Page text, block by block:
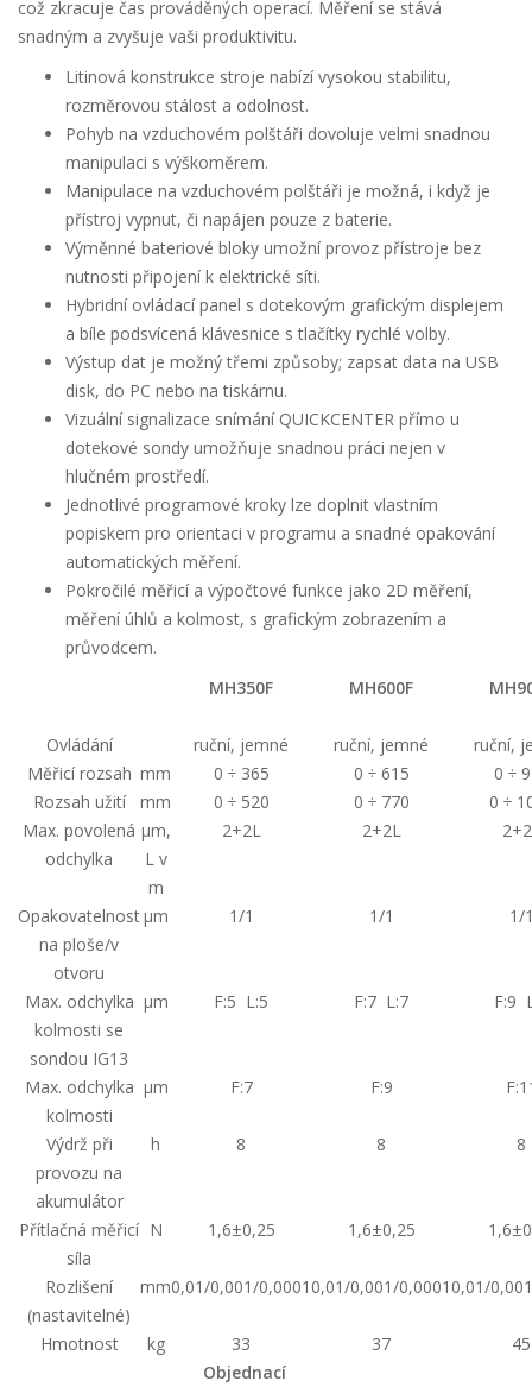
což zkracuje čas prováděných operací. Měření se stává
snadným a zvyšuje vaši produktivitu.
Litinová konstrukce stroje nabízí vysokou stabilitu,
rozměrovou stálost a odolnost.
Pohyb na vzduchovém polštáři dovoluje velmi snadnou
manipulaci s výškoměrem.
Manipulace na vzduchovém polštáři je možná, i když je
přístroj vypnut, či napájen pouze z baterie.
Výměnné bateriové bloky umožní provoz přístroje bez
nutnosti připojení k elektrické síti.
Hybridní ovládací panel s dotekovým grafickým displejem
a bíle podsvícená klávesnice s tlačítky rychlé volby.
Výstup dat je možný třemi způsoby; zapsat data na USB
disk, do PC nebo na tiskárnu.
Vizuální signalizace snímání QUICKCENTER přímo u
dotekové sondy umožňuje snadnou práci nejen v
hlučném prostředí.
Jednotlivé programové kroky lze doplnit vlastním
popiskem pro orientaci v programu a snadné opakování
automatických měření.
Pokročilé měřicí a výpočtové funkce jako 2D měření,
měření úhlů a kolmost, s grafickým zobrazením a
průvodcem.
MH350F
MH600F
Ovládání ruční, jemné ruční, jemné
ruční,
Měřicí rozsah mm 0 ÷ 365 0 ÷ 615
0 ÷
Rozsah užití
mm 0 ÷ 520 0 ÷ 770
0 ÷
Max. povolená
odchylka
µm,
L v
m
2+2L 2+2L
Opakovatelnost
na ploše/v
otvoru
µm 1/1 1/1 1/
Max. odchylka
kolmosti se
sondou IG13
µm F:5 L:5 F:7 L:7 F:9
Max. odchylka
kolmosti
µm F:7 F:9
Výdrž při
provozu na
akumulátor
h 8 8 8
Přítlačná měřicí
síla
N 1,6±0,25 1,6±0,25
Rozlišení
(nastavitelné)
mm0,01/0,001/0,0001 0,01/0,001/0,0001 0,01/
Hmotnost kg 33 37
45
Objednací